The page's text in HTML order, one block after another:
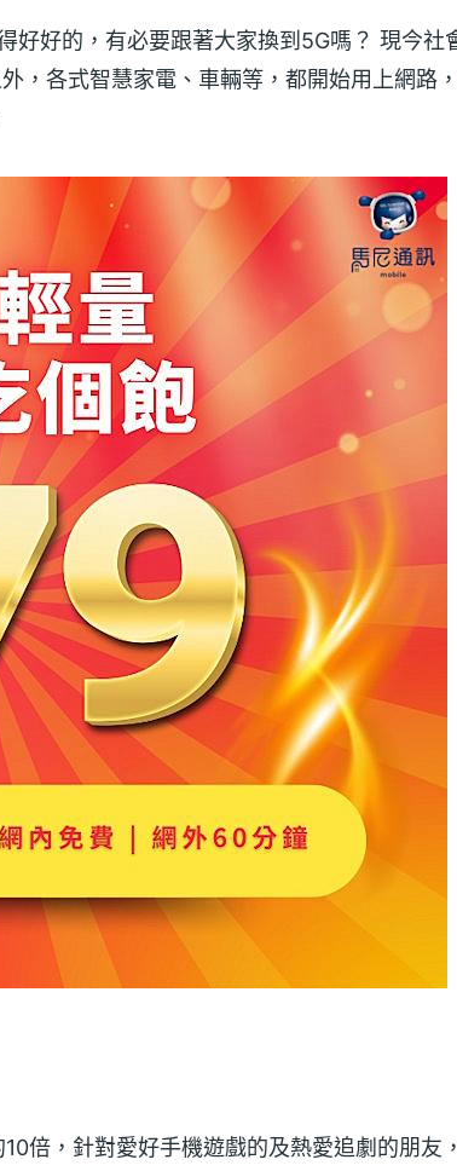
好的，有必要跟著大家換到5G嗎？ 現今社
，各式智慧家電、車輛等，都開始用上網路
倍，針對愛好手機遊戲的及熱愛追劇的朋友